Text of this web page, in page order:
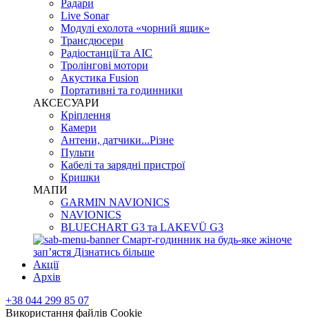
Радари
Live Sonar
Модулі ехолота «чорний ящик»
Трансдюсери
Радіостанції та АІС
Тролінгові мотори
Акустика Fusion
Портативні та годинники
АКСЕСУАРИ
Кріплення
Камери
Антени, датчики...Різне
Пульти
Кабелі та зарядні пристрої
Кришки
МАПИ
GARMIN NAVIONICS
NAVIONICS
BLUECHART G3 та LAKEVÜ G3
Смарт-годинник на будь-яке жіноче
запʼястя Дізнатись більше
Акції
Архів
+38 044 299 85 07
Використання файлів Cookie